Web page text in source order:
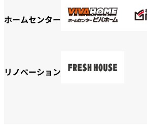
ホームセンター
リノベーション